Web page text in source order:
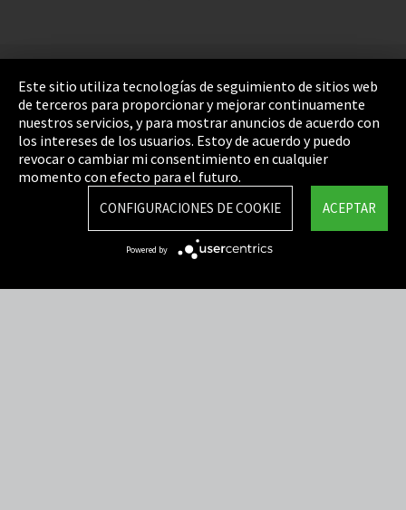
Pie de imprenta
Política de privacidad
Cookie Settings
Términos y Condiciones
Mapa del sitio
Integrity Line
Este sitio utiliza tecnologías de seguimiento de sitios web
de terceros para proporcionar y mejorar continuamente
nuestros servicios, y para mostrar anuncios de acuerdo con
los intereses de los usuarios. Estoy de acuerdo y puedo
revocar o cambiar mi consentimiento en cualquier
momento con efecto para el futuro.
ACEPTAR
CONFIGURACIONES DE COOKIE
Powered by